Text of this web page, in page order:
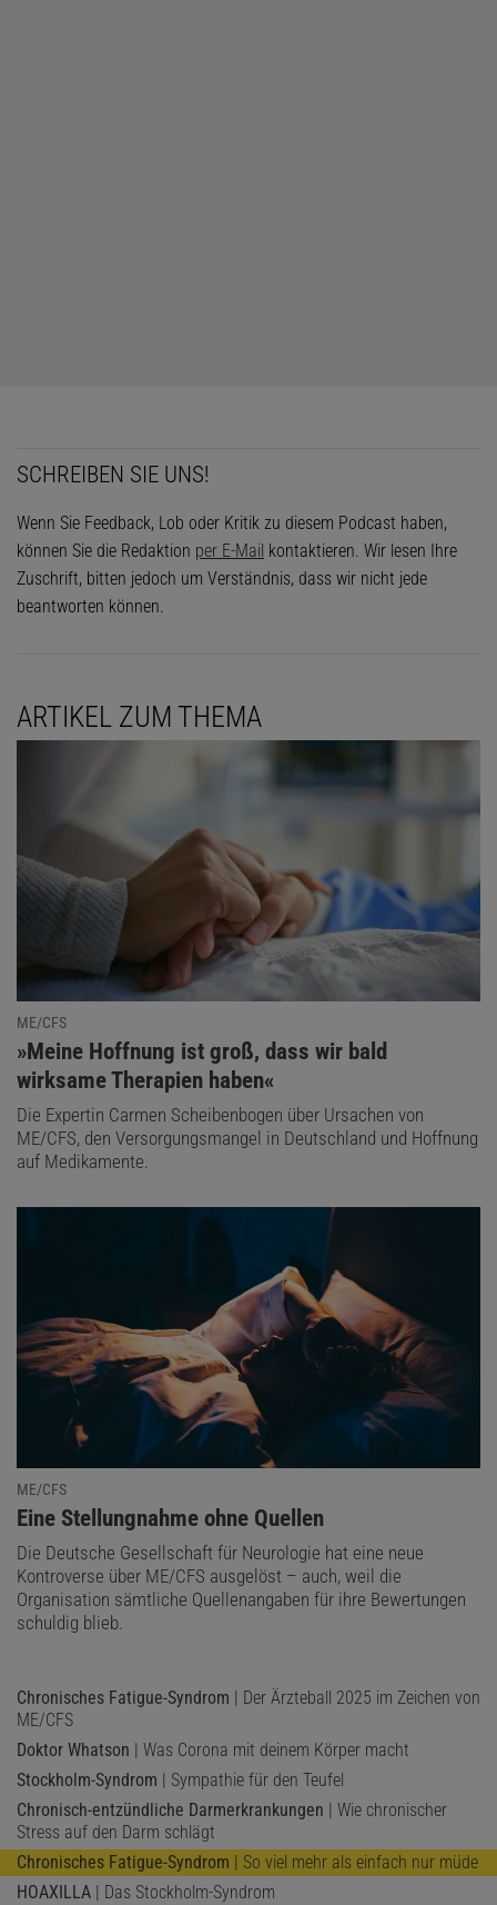
SCHREIBEN SIE UNS!
Wenn Sie Feedback, Lob oder Kritik zu diesem Podcast haben,
können Sie die Redaktion per E-Mail kontaktieren. Wir lesen Ihre
Zuschrift, bitten jedoch um Verständnis, dass wir nicht jede
beantworten können.
ARTIKEL ZUM THEMA
ME/CFS
:
»Meine Hoffnung ist groß, dass wir bald
wirksame Therapien haben«
Die Expertin Carmen Scheibenbogen über Ursachen von
ME/CFS, den Versorgungsmangel in Deutschland und Hoffnung
auf Medikamente.
ME/CFS
:
Eine Stellungnahme ohne Quellen
Die Deutsche Gesellschaft für Neurologie hat eine neue
Kontroverse über ME/CFS ausgelöst – auch, weil die
Organisation sämtliche Quellenangaben für ihre Bewertungen
schuldig blieb.
Chronisches Fatigue-Syndrom | Der Ärzteball 2025 im Zeichen von
ME/CFS
Doktor Whatson | Was Corona mit deinem Körper macht
Stockholm-Syndrom | Sympathie für den Teufel
Chronisch-entzündliche Darmerkrankungen | Wie chronischer
Stress auf den Darm schlägt
Chronisches Fatigue-Syndrom | So viel mehr als einfach nur müde
HOAXILLA | Das Stockholm-Syndrom